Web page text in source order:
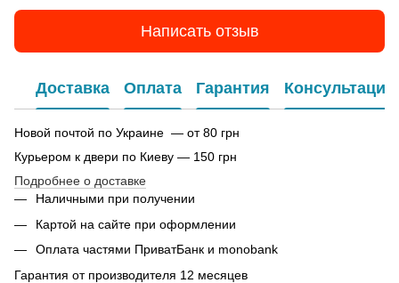
Написать отзыв
Доставка Оплата Гарантия Консультация
Новой почтой по Украине — от 80 грн
Курьером к двери по Киеву — 150 грн
Подробнее о доставке
Наличными при получении
Картой на сайте при оформлении
Оплата частями ПриватБанк и monobank
Гарантия от производителя 12 месяцев